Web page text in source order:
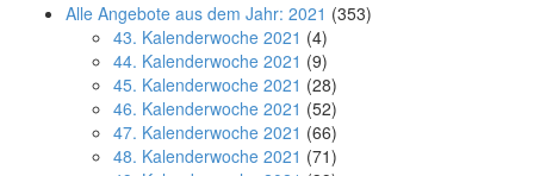
Alle Angebote aus dem Jahr: 2021 (353)
43. Kalenderwoche 2021 (4)
44. Kalenderwoche 2021 (9)
45. Kalenderwoche 2021 (28)
46. Kalenderwoche 2021 (52)
47. Kalenderwoche 2021 (66)
48. Kalenderwoche 2021 (71)